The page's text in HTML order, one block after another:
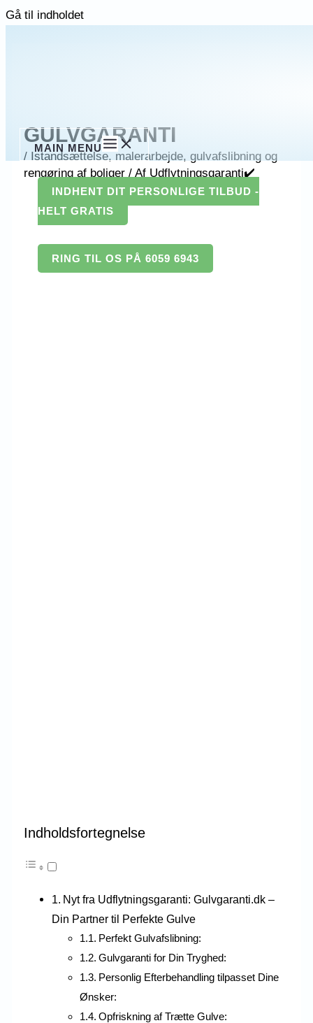
Gå til indholdet
MAIN MENU
GULVGARANTI
/ Istandsættelse, malerarbejde, gulvafslibning og
rengøring af boliger / Af Udflytningsgaranti✔️
INDHENT DIT PERSONLIGE TILBUD -
HELT GRATIS
RING TIL OS PÅ 6059 6943
Indholdsfortegnelse
Nyt fra Udflytningsgaranti: Gulvgaranti.dk –
Din Partner til Perfekte Gulve
Perfekt Gulvafslibning:
Gulvgaranti for Din Tryghed:
Personlig Efterbehandling tilpasset Dine
Ønsker:
Opfriskning af Trætte Gulve: